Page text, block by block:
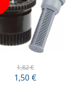
1,82 €
1,50 €